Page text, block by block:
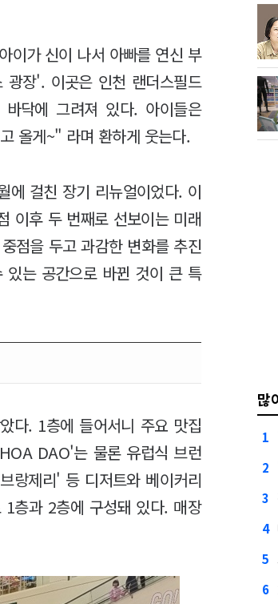
이가 신이 나서 아빠를 연신 부
장'. 이곳은 인천 랜더스필드
닥에 그려져 있다. 아이들은
올게~" 라며 환하게 웃는다.
에 걸친 장기 리뉴얼이었다. 이
이후 두 번째로 선보이는 미래
점을 두고 과감한 변화를 추진
있는 공간으로 바뀐 것이 큰 특
다. 1층에 들어서니 주요 맛집
DAO'는 물론 유럽식 브런
랑제리' 등 디저트와 베이커리
층과 2층에 구성돼 있다. 매장
많
1
2
3
4
5
6